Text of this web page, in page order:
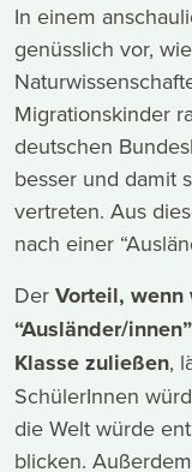
In einem
genüsslich vor,
Migrationskinder
deutschen
besser und damit
vertreten. Aus
nach einer
Der Vorteil,
“Ausländer/
Klasse zuließen,
SchülerInnen
die Welt würde
blicken.